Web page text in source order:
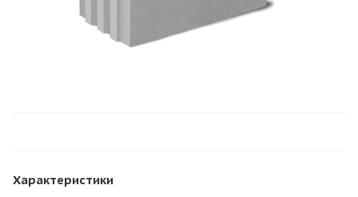
Характеристики